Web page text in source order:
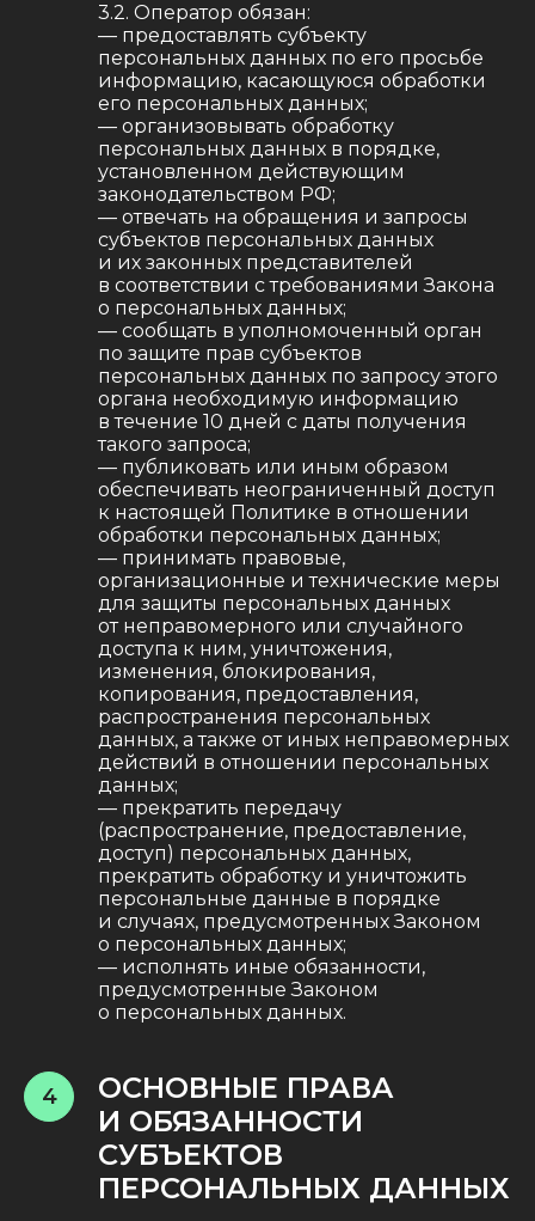
3.2. Оператор обязан:
— предоставлять субъекту
персональных данных по его просьбе
информацию, касающуюся обработки
его персональных данных;
— организовывать обработку
персональных данных в порядке,
установленном действующим
законодательством РФ;
— отвечать на обращения и запросы
субъектов персональных данных
и их законных представителей
в соответствии с требованиями Закона
о персональных данных;
— сообщать в уполномоченный орган
по защите прав субъектов
персональных данных по запросу этого
органа необходимую информацию
в течение 10 дней с даты получения
такого запроса;
— публиковать или иным образом
обеспечивать неограниченный доступ
к настоящей Политике в отношении
обработки персональных данных;
— принимать правовые,
организационные и технические меры
для защиты персональных данных
от неправомерного или случайного
доступа к ним, уничтожения,
изменения, блокирования,
копирования, предоставления,
распространения персональных
данных, а также от иных неправомерных
действий в отношении персональных
данных;
— прекратить передачу
(распространение, предоставление,
доступ) персональных данных,
прекратить обработку и уничтожить
персональные данные в порядке
и случаях, предусмотренных Законом
о персональных данных;
— исполнять иные обязанности,
предусмотренные Законом
о персональных данных.
4
ОСНОВНЫЕ ПРАВА
И ОБЯЗАННОСТИ
СУБЪЕКТОВ
ПЕРСОНАЛЬНЫХ ДАННЫХ